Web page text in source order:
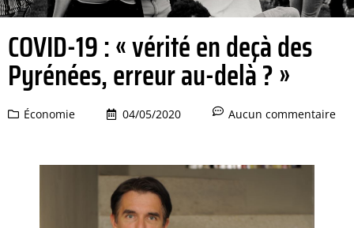
COVID-19 : « vérité en deçà des
Pyrénées, erreur au-delà ? »
Économie 04/05/2020 Aucun commentaire